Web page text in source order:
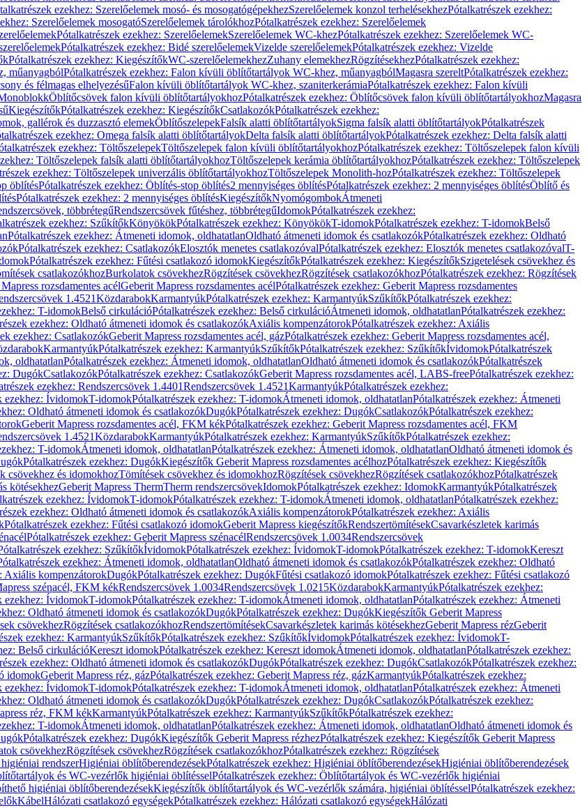
ezekhez: Szerelőelemek mosó- és mosogatógépekhezSzerelőelemek konzol terhelésekhezPótalkatrészek ezekhez:
Szerelőelemek mosogatóSzerelőelemek tárolókhozPótalkatrészek ezekhez: Szerelőelemek
Pótalkatrészek ezekhez: SzerelőelemekSzerelőelemek WC-khezPótalkatrészek ezekhez: Szerelőelemek WC-
Pótalkatrészek ezekhez: Bidé szerelőelemekVizelde szerelőelemekPótalkatrészek ezekhez: Vizelde
Pótalkatrészek ezekhez: KiegészítőkWC-szerelőelemekhezZuhany elemekhezRögzítésekhezPótalkatrészek ezekhez:
műanyagbólPótalkatrészek ezekhez: Falon kívüli öblítőtartályok WC-khez, műanyagbólMagasra szereltPótalkatrészek ezekhez:
és félmagas elhelyezésűFalon kívüli öblítőtartályok WC-khez, szaniterkerámiaPótalkatrészek ezekhez: Falon kívüli
Öblítőcsövek falon kívüli öblítőtartályokhozPótalkatrészek ezekhez: Öblítőcsövek falon kívüli öblítőtartályokhozMagasra
KiegészítőkPótalkatrészek ezekhez: KiegészítőkCsatlakozókPótalkatrészek ezekhez:
gallérok és duzzasztó elemekÖblítőszelepekFalsík alatti öblítőtartályokSigma falsík alatti öblítőtartályokPótalkatrészek
ezekhez: Omega falsík alatti öblítőtartályokDelta falsík alatti öblítőtartályokPótalkatrészek ezekhez: Delta falsík alatti
ezekhez: TöltőszelepekTöltőszelepek falon kívüli öblítőtartályokhozPótalkatrészek ezekhez: Töltőszelepek falon kívüli
Töltőszelepek falsík alatti öblítőtartályokhozTöltőszelepek kerámia öblítőtartályokhozPótalkatrészek ezekhez: Töltőszelepek
ezekhez: Töltőszelepek univerzális öblítőtartályokhozTöltőszelepek Monolith-hozPótalkatrészek ezekhez: Töltőszelepek
öblítésPótalkatrészek ezekhez: Öblítés-stop öblítés2 mennyiséges öblítésPótalkatrészek ezekhez: 2 mennyiséges öblítésÖblítő és
Pótalkatrészek ezekhez: 2 mennyiséges öblítésKiegészítőkNyomógombokÁtmeneti
többrétegűRendszercsövek fűtéshez, többrétegűIdomokPótalkatrészek ezekhez:
ezekhez: SzűkítőkKönyökökPótalkatrészek ezekhez: KönyökökT-idomokPótalkatrészek ezekhez: T-idomokBelső
Pótalkatrészek ezekhez: Átmeneti idomok, oldhatatlanOldható átmeneti idomok és csatlakozókPótalkatrészek ezekhez: Oldható
Pótalkatrészek ezekhez: CsatlakozókElosztók menetes csatlakozóvalPótalkatrészek ezekhez: Elosztók menetes csatlakozóvalT-
Pótalkatrészek ezekhez: Fűtési csatlakozó idomokKiegészítőkPótalkatrészek ezekhez: KiegészítőkSzigetelések csövekhez és
csatlakozókhozBurkolatok csövekhezRögzítések csövekhezRögzítések csatlakozókhozPótalkatrészek ezekhez: Rögzítések
rozsdamentes acélGeberit Mapress rozsdamentes acélPótalkatrészek ezekhez: Geberit Mapress rozsdamentes
1.4521KözdarabokKarmantyúkPótalkatrészek ezekhez: KarmantyúkSzűkítőkPótalkatrészek ezekhez:
T-idomokBelső cirkulációPótalkatrészek ezekhez: Belső cirkulációÁtmeneti idomok, oldhatatlanPótalkatrészek ezekhez:
ezekhez: Oldható átmeneti idomok és csatlakozókAxiális kompenzátorokPótalkatrészek ezekhez: Axiális
ezekhez: CsatlakozókGeberit Mapress rozsdamentes acél, gázPótalkatrészek ezekhez: Geberit Mapress rozsdamentes acél,
KarmantyúkPótalkatrészek ezekhez: KarmantyúkSzűkítőkPótalkatrészek ezekhez: SzűkítőkÍvidomokPótalkatrészek
oldhatatlanPótalkatrészek ezekhez: Átmeneti idomok, oldhatatlanOldható átmeneti idomok és csatlakozókPótalkatrészek
DugókCsatlakozókPótalkatrészek ezekhez: CsatlakozókGeberit Mapress rozsdamentes acél, LABS-freePótalkatrészek ezekhez:
ezekhez: Rendszercsövek 1.4401Rendszercsövek 1.4521KarmantyúkPótalkatrészek ezekhez:
ezekhez: ÍvidomokT-idomokPótalkatrészek ezekhez: T-idomokÁtmeneti idomok, oldhatatlanPótalkatrészek ezekhez: Átmeneti
Oldható átmeneti idomok és csatlakozókDugókPótalkatrészek ezekhez: DugókCsatlakozókPótalkatrészek ezekhez:
Geberit Mapress rozsdamentes acél, FKM kékPótalkatrészek ezekhez: Geberit Mapress rozsdamentes acél, FKM
1.4521KözdarabokKarmantyúkPótalkatrészek ezekhez: KarmantyúkSzűkítőkPótalkatrészek ezekhez:
T-idomokÁtmeneti idomok, oldhatatlanPótalkatrészek ezekhez: Átmeneti idomok, oldhatatlanOldható átmeneti idomok és
Pótalkatrészek ezekhez: DugókKiegészítők Geberit Mapress rozsdamentes acélhozPótalkatrészek ezekhez: Kiegészítők
csövekhez és idomokhozTömítések csövekhez és idomokhozRögzítések csövekhezRögzítések csatlakozókhozPótalkatrészek
kötésekhezGeberit Mapress ThermTherm rendszercsövekIdomokPótalkatrészek ezekhez: IdomokKarmantyúkPótalkatrészek
ezekhez: ÍvidomokT-idomokPótalkatrészek ezekhez: T-idomokÁtmeneti idomok, oldhatatlanPótalkatrészek ezekhez:
ezekhez: Oldható átmeneti idomok és csatlakozókAxiális kompenzátorokPótalkatrészek ezekhez: Axiális
Pótalkatrészek ezekhez: Fűtési csatlakozó idomokGeberit Mapress kiegészítőkRendszertömítésekCsavarkészletek karimás
Pótalkatrészek ezekhez: Geberit Mapress szénacélRendszercsövek 1.0034Rendszercsövek
ezekhez: SzűkítőkÍvidomokPótalkatrészek ezekhez: ÍvidomokT-idomokPótalkatrészek ezekhez: T-idomokKereszt
ezekhez: Átmeneti idomok, oldhatatlanOldható átmeneti idomok és csatlakozókPótalkatrészek ezekhez: Oldható
Axiális kompenzátorokDugókPótalkatrészek ezekhez: DugókFűtési csatlakozó idomokPótalkatrészek ezekhez: Fűtési csatlakozó
szénacél, FKM kékRendszercsövek 1.0034Rendszercsövek 1.0215KözdarabokKarmantyúkPótalkatrészek ezekhez:
ezekhez: ÍvidomokT-idomokPótalkatrészek ezekhez: T-idomokÁtmeneti idomok, oldhatatlanPótalkatrészek ezekhez: Átmeneti
Oldható átmeneti idomok és csatlakozókDugókPótalkatrészek ezekhez: DugókKiegészítők Geberit Mapress
csövekhezRögzítések csatlakozókhozRendszertömítésekCsavarkészletek karimás kötésekhezGeberit Mapress rézGeberit
ezekhez: KarmantyúkSzűkítőkPótalkatrészek ezekhez: SzűkítőkÍvidomokPótalkatrészek ezekhez: ÍvidomokT-
Belső cirkulációKereszt idomokPótalkatrészek ezekhez: Kereszt idomokÁtmeneti idomok, oldhatatlanPótalkatrészek ezekhez:
ezekhez: Oldható átmeneti idomok és csatlakozókDugókPótalkatrészek ezekhez: DugókCsatlakozókPótalkatrészek ezekhez:
idomokGeberit Mapress réz, gázPótalkatrészek ezekhez: Geberit Mapress réz, gázKarmantyúkPótalkatrészek ezekhez:
ezekhez: ÍvidomokT-idomokPótalkatrészek ezekhez: T-idomokÁtmeneti idomok, oldhatatlanPótalkatrészek ezekhez: Átmeneti
Oldható átmeneti idomok és csatlakozókDugókPótalkatrészek ezekhez: DugókCsatlakozókPótalkatrészek ezekhez:
réz, FKM kékKarmantyúkPótalkatrészek ezekhez: KarmantyúkSzűkítőkPótalkatrészek ezekhez:
T-idomokÁtmeneti idomok, oldhatatlanPótalkatrészek ezekhez: Átmeneti idomok, oldhatatlanOldható átmeneti idomok és
Pótalkatrészek ezekhez: DugókKiegészítők Geberit Mapress rézhezPótalkatrészek ezekhez: Kiegészítők Geberit Mapress
csövekhezRögzítések csövekhezRögzítések csatlakozókhozPótalkatrészek ezekhez: Rögzítések
rendszerHigiéniai öblítőberendezésekPótalkatrészek ezekhez: Higiéniai öblítőberendezésekHigiéniai öblítőberendezések
és WC-vezérlők higiéniai öblítésselPótalkatrészek ezekhez: Öblítőtartályok és WC-vezérlők higiéniai
higiéniai öblítőberendezésekKiegészítők öblítőtartályok és WC-vezérlők számára, higiéniai öblítésselPótalkatrészek ezekhez:
KábelHálózati csatlakozó egységekPótalkatrészek ezekhez: Hálózati csatlakozó egységekHálózati